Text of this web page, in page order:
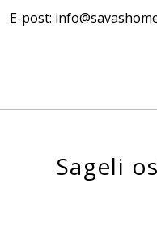
E-post:
Sageli